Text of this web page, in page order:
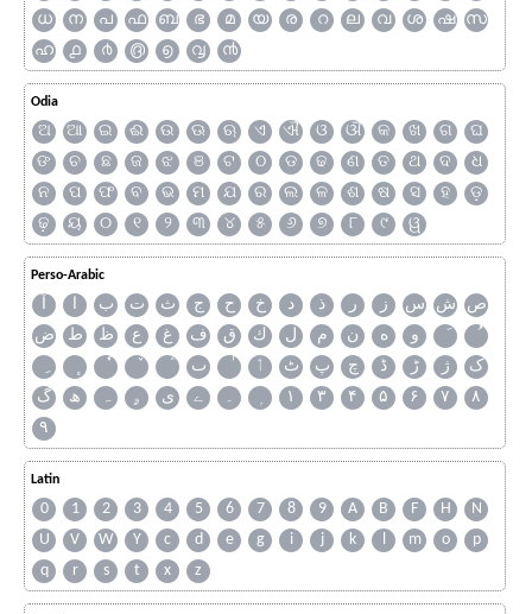
ധ
ന പ ഫ ബ ഭ മ യ ര റ ല വ ശ ഷ
സ
ഹ
൧ ൪ ൫ ൭ ൮ ൯
Odia
ଅ ଆ ଇ ଈ ଉ ଊ ଋ ଏ ଐ ଓ ଔ କ ଖ ଗ
ଘ
ଙ
ଚ ଛ ଜ ଝ ଞ ଟ ଠ ଡ ଢ ଣ ତ ଥ ଦ
ଧ
ନ
ପ ଫ ବ ଭ ମ ଯ ର ଲ ଳ ଶ ଷ ସ ହ
ଡ଼
ଢ଼
ୟ ୦ ୧ ୨ ୩ ୪ ୫ ୬ ୭ ୮ ୯ ୱ
Perso-Arabic
آ ا ب ت ث ج ح خ د ذ ر ز س ش ص
ض
ط ظ ع غ ف ق ك ل م ن ه
و
ٮ
ٲ ٹ پ چ ڈ ڑ ژ
ک
گ
ھ ہ ۄ ی ے ۔ ۱ ۳ ۴ ۵ ۶ ۷
۸
۹
Latin
0 1 2 3 4 5 6 7 8 9 A B F H
N
U
V W Y c d e g i j k l m o
p
q
r s t x z